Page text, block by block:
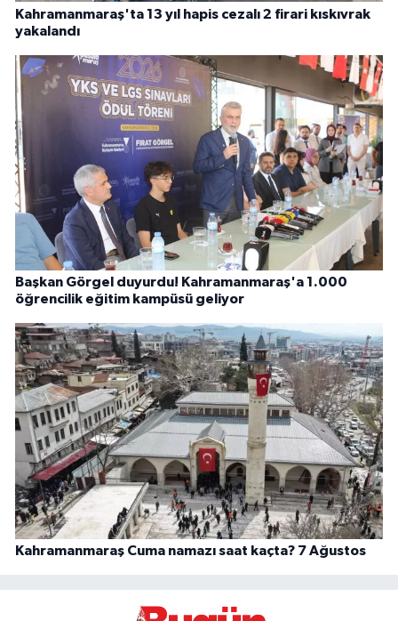
Kahramanmaraş'ta 13 yıl hapis cezalı 2 firari kıskıvrak
yakalandı
Başkan Görgel duyurdu! Kahramanmaraş'a 1.000
öğrencilik eğitim kampüsü geliyor
Kahramanmaraş Cuma namazı saat kaçta? 7 Ağustos